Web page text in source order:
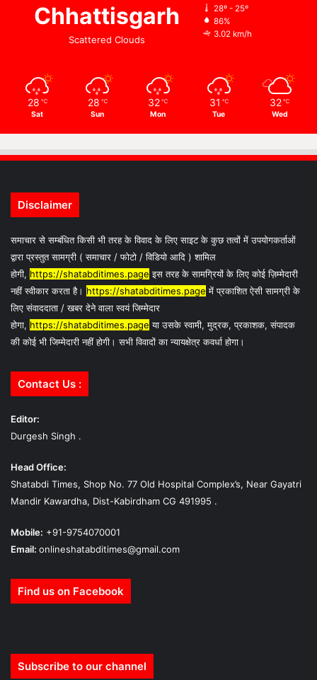
Chhattisgarh
Scattered Clouds
28º - 25º
86%
3.02 km/h
28 ℃
Sat
28 ℃
Sun
32 ℃
Mon
31 ℃
Tue
32 ℃
Wed
Disclaimer
समाचार से सम्बंधित किसी भी तरह के विवाद के लिए साइट के कुछ तत्वों में उपयोगकर्ताओं
द्वारा प्रस्तुत सामग्री ( समाचार / फोटो / विडियो आदि ) शामिल
होगी, https://shatabditimes.page इस तरह के सामग्रियों के लिए कोई ज़िम्मेदारी
नहीं स्वीकार करता है। https://shatabditimes.page में प्रकाशित ऐसी सामग्री के
लिए संवाददाता / खबर देने वाला स्वयं जिम्मेदार
होगा, https://shatabditimes.page या उसके स्वामी, मुद्रक, प्रकाशक, संपादक
की कोई भी जिम्मेदारी नहीं होगी। सभी विवादों का न्यायक्षेत्र कवर्धा होगा।
Contact Us :
Editor:
Durgesh Singh .
Head Office:
Shatabdi Times, Shop No. 77 Old Hospital Complex’s, Near Gayatri
Mandir Kawardha, Dist-Kabirdham CG 491995 .
Mobile: +91-9754070001
Email: onlineshatabditimes@gmail.com
Find us on Facebook
Subscribe to our channel